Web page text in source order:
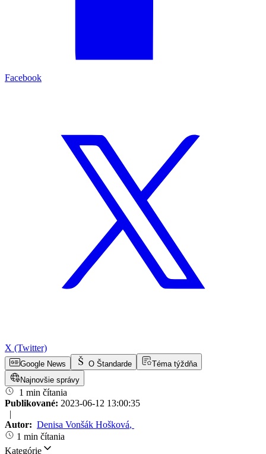
Facebook
X (Twitter)
Google News O Štandarde
Téma týždňa
Najnovšie správy
1 min čítania
Publikované: 2023-06-12 13:00:35
|
Autor: Denisa Vonšák Hošková,
1 min čítania
Kategórie